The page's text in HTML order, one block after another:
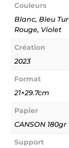
comptoirs
031
Couleurs
Blanc, Bleu
Rouge, Violet
Création
2023
Format
21×29.7cm
Papier
CANSON 180gr
Support